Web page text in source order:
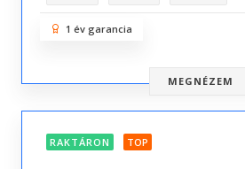
1 év garancia
MEGNÉZEM
RAKTÁRON TOP